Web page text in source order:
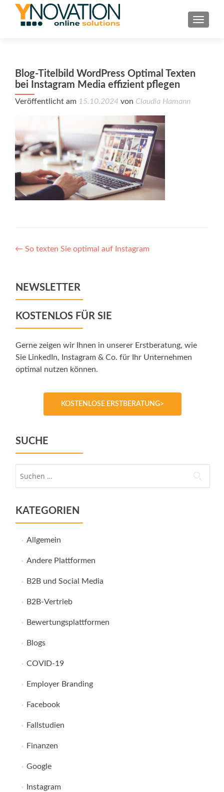
Blog-Titelbild WordPress Optimal Texten
bei Instagram Media effizient pflegen
Veröffentlicht am 15.10.2024 von Claudia Hamann
Post
← So texten Sie optimal auf Instagram
NEWSLETTER
KOSTENLOS FÜR SIE
Gerne zeigen wir Ihnen in unserer Erstberatung, wie
Sie LinkedIn, Instagram & Co. für Ihr Unternehmen
optimal nutzen können.
KOSTENLOSE ERSTBERATUNG>
SUCHE
KATEGORIEN
Allgemein
Andere Plattformen
B2B und Social Media
B2B-Vertrieb
Bewertungsplattformen
Blogs
COVID-19
Employer Branding
Facebook
Fallstudien
Finanzen
Google
Instagram